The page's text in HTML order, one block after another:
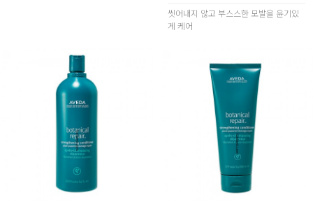
씻어내지 않고 부스스한 모발을 윤기있
게 케어